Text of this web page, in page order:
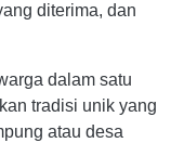
diterima, dan
dalam satu
tradisi unik yang
atau desa